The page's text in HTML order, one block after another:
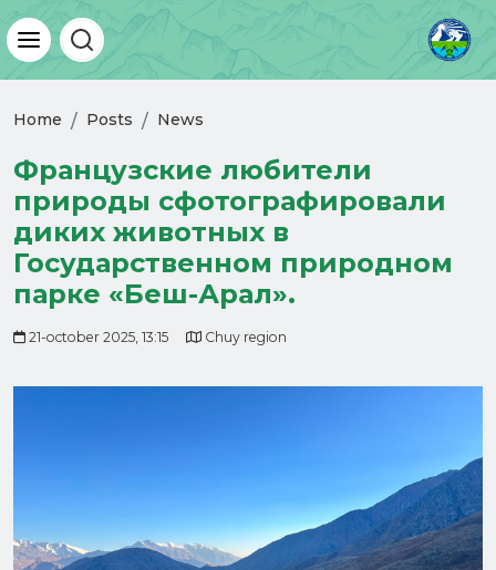
Home Posts News
Французские любители
природы сфотографировали
диких животных в
Государственном природном
парке «Беш-Арал».
21-october 2025, 13:15 Chuy region